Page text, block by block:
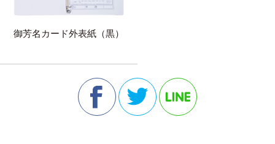
御芳名カード外表紙（黒）